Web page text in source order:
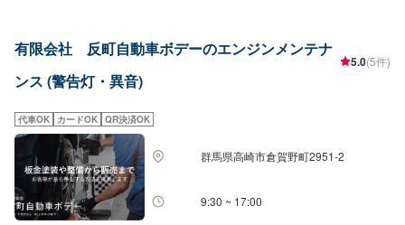
有限会社 反町自動車ボデーのエンジンメンテナ
ンス (警告灯・異音)
5.0(5件)
代車OK カードOK QR決済OK
群馬県高崎市倉賀野町2951‐2
9:30 ~ 17:00